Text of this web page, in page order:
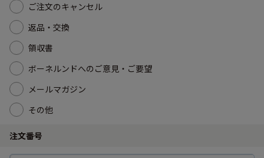
ご注文のキャンセル
返品・交換
領収書
ボーネルンドへのご意見・ご要望
メールマガジン
その他
注文番号